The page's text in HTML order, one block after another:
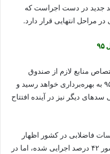
می‌شود، چرا که ۱۱ سد جدید در دست اجراست که
مراحل انتهایی قرار دارد.
منابع لازم از صندوق
توسعه ملی احداث ۷ سد در سال ۹۵ به بهره‌برداری خواهد رسید و
دیگر نیز در آینده افتتاح
فاضلابی در کشور اظهار
داشت: این طرح‌ها در شهرهای کشور ۴۲ درصد اجرایی شده، اما در